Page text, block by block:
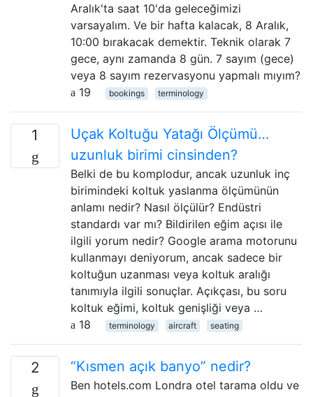
Aralık'ta saat 10'da geleceğimizi
varsayalım. Ve bir hafta kalacak, 8 Aralık,
10:00 bırakacak demektir. Teknik olarak 7
gece, aynı zamanda 8 gün. 7 sayım (gece)
veya 8 sayım rezervasyonu yapmalı mıyım?
19
bookings terminology
1
Uçak Koltuğu Yatağı Ölçümü…
uzunluk birimi cinsinden?
Belki de bu komplodur, ancak uzunluk inç
birimindeki koltuk yaslanma ölçümünün
anlamı nedir? Nasıl ölçülür? Endüstri
standardı var mı? Bildirilen eğim açısı ile
ilgili yorum nedir? Google arama motorunu
kullanmayı deniyorum, ancak sadece bir
koltuğun uzanması veya koltuk aralığı
tanımıyla ilgili sonuçlar. Açıkçası, bu soru
koltuk eğimi, koltuk genişliği veya …
18
terminology aircraft seating
2 “Kısmen açık banyo” nedir?
Ben hotels.com Londra otel tarama oldu ve